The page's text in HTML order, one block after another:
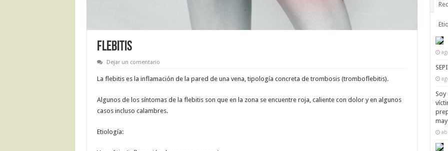
FLEBITIS
Dejar un comentario
La flebitis es la inflamación de la pared de una vena, tipología concreta de trombosis (tromboflebitis).
Algunos de los síntomas de la flebitis son que en la zona se encuentre roja, caliente con dolor y en algunos
casos incluso calambres.
Etiología:
Soy